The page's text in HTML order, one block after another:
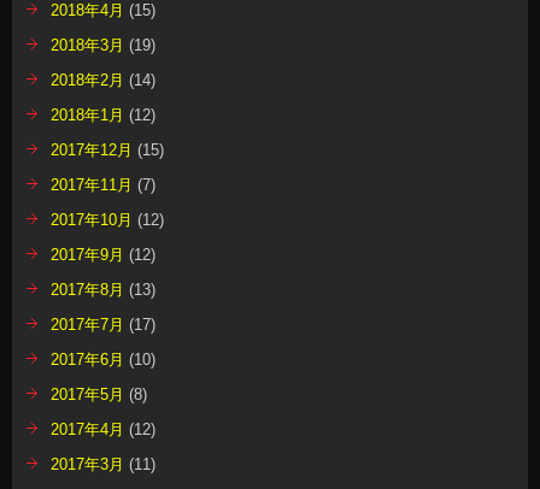
2018年4月 (15)
2018年3月 (19)
2018年2月 (14)
2018年1月 (12)
2017年12月 (15)
2017年11月 (7)
2017年10月 (12)
2017年9月 (12)
2017年8月 (13)
2017年7月 (17)
2017年6月 (10)
2017年5月 (8)
2017年4月 (12)
2017年3月 (11)